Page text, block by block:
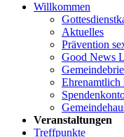
Willkommen
Aktuelles
Prävention
Good News
Ehrenamtlich
Veranstaltungen
Treffpunkte